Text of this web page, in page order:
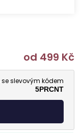
od 499 Kč
se slevovým kódem
5PRCNT